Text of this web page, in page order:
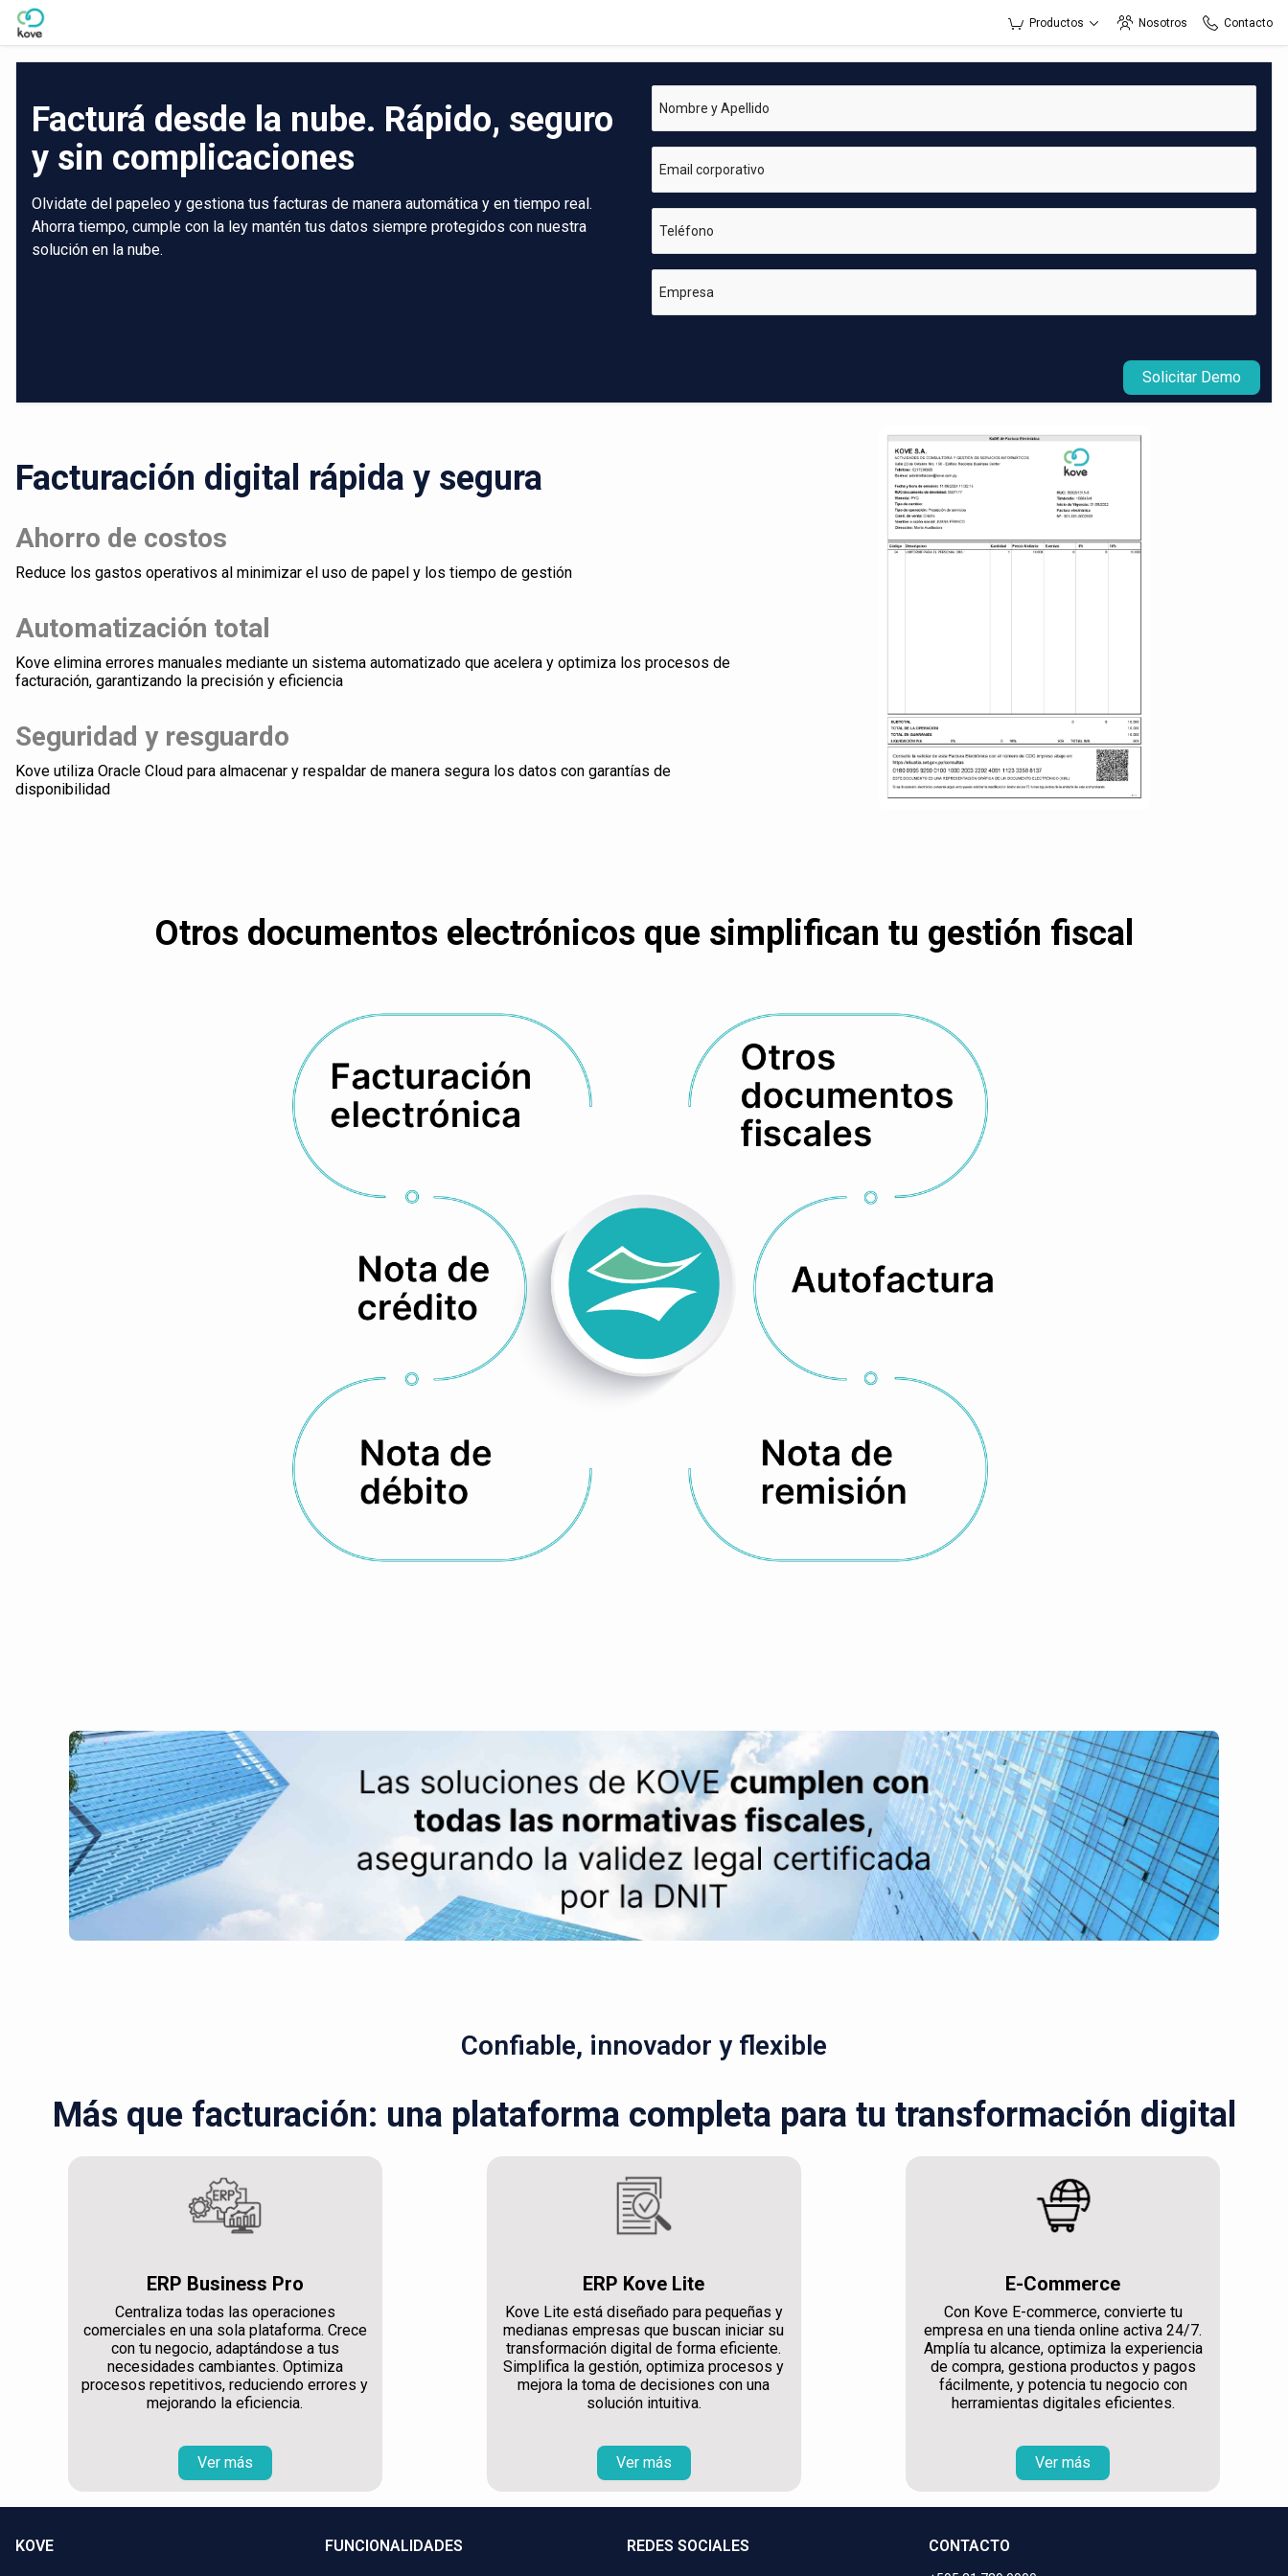
Skip to Main Content
Productos Nosotros Contacto
Facturá desde la nube. Rápido, seguro
y sin complicaciones
Olvidate del papeleo y gestiona tus facturas de manera automática y en tiempo real.
Ahorra tiempo, cumple con la ley mantén tus datos siempre protegidos con nuestra
solución en la nube.
Nombre y Apellido
Email corporativo
Teléfono
Empresa
Solicitar Demo
Facturación digital rápida y segura
Ahorro de costos
Reduce los gastos operativos al minimizar el uso de papel y los tiempo de gestión
Automatización total
Kove elimina errores manuales mediante un sistema automatizado que acelera y optimiza los procesos de
facturación, garantizando la precisión y eficiencia
Seguridad y resguardo
Kove utiliza Oracle Cloud para almacenar y respaldar de manera segura los datos con garantías de
disponibilidad
Otros documentos electrónicos que simplifican tu gestión fiscal
Confiable, innovador y flexible
Más que facturación: una plataforma completa para tu transformación digital
ERP Business Pro
Centraliza todas las operaciones
comerciales en una sola plataforma. Crece
con tu negocio, adaptándose a tus
necesidades cambiantes. Optimiza
procesos repetitivos, reduciendo errores y
mejorando la eficiencia.
Ver más
ERP Kove Lite
Kove Lite está diseñado para pequeñas y
medianas empresas que buscan iniciar su
transformación digital de forma eficiente.
Simplifica la gestión, optimiza procesos y
mejora la toma de decisiones con una
solución intuitiva.
Ver más
E-Commerce
Con Kove E-commerce, convierte tu
empresa en una tienda online activa 24/7.
Amplía tu alcance, optimiza la experiencia
de compra, gestiona productos y pagos
fácilmente, y potencia tu negocio con
herramientas digitales eficientes.
Ver más
KOVE FUNCIONALIDADES REDES SOCIALES CONTACTO